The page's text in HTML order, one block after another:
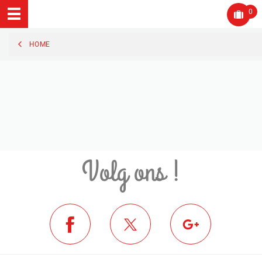
0
HOME
Volg ons !